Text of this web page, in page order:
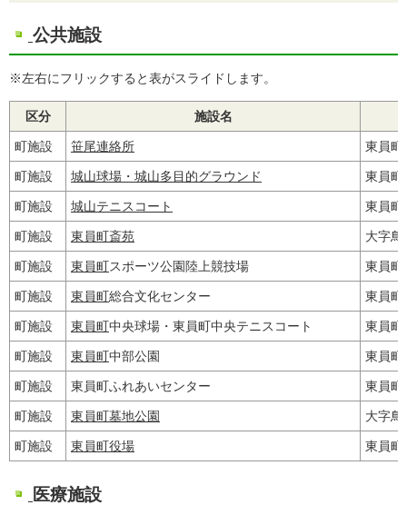
公共施設
※左右にフリックすると表がスライドします。
区分 施設名
町施設 笹尾連絡所 東員町
町施設 城山球場・城山多目的グラウンド 東員町
町施設 城山テニスコート 東員町
町施設 東員町斎苑 大字
町施設 東員町スポーツ公園陸上競技場 東員町
町施設 東員町総合文化センター 東員町
町施設 東員町中央球場・東員町中央テニスコート 東員町
町施設 東員町中部公園 東員町
町施設 東員町ふれあいセンター 東員町
町施設 東員町墓地公園 大字
町施設 東員町役場 東員町
医療施設